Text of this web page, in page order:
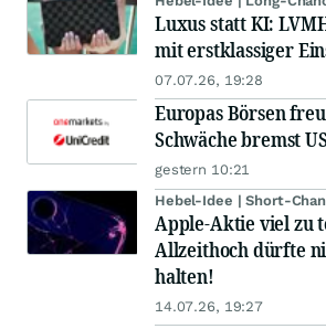
Luxus statt KI:
mit erstklassiger
07.07.26, 19:28
Europas Börsen
Schwäche bremst
gestern 10:21
Hebel-Idee | Short-
Apple-Aktie viel zu
Allzeithoch dürfte
halten!
14.07.26, 19:27